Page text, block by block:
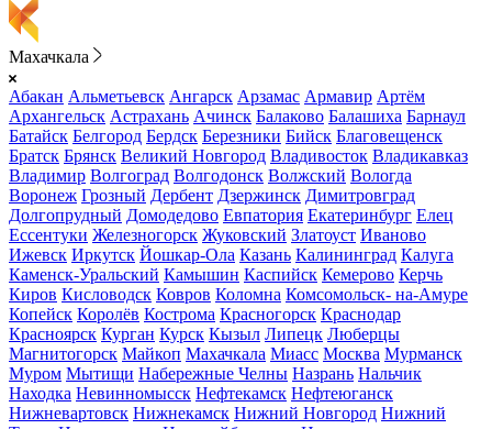
Махачкала
Абакан Альметьевск Ангарск Арзамас Армавир Артём
Архангельск Астрахань Ачинск Балаково Балашиха Барнаул
Батайск Белгород Бердск Березники Бийск Благовещенск
Братск Брянск Великий Новгород Владивосток Владикавказ
Владимир Волгоград Волгодонск Волжский Вологда
Воронеж Грозный Дербент Дзержинск Димитровград
Долгопрудный Домодедово Евпатория Екатеринбург Елец
Ессентуки Железногорск Жуковский Златоуст Иваново
Ижевск Иркутск Йошкар-Ола Казань Калининград Калуга
Каменск-Уральский Камышин Каспийск Кемерово Керчь
Киров Кисловодск Ковров Коломна Комсомольск- на-Амуре
Копейск Королёв Кострома Красногорск Краснодар
Красноярск Курган Курск Кызыл Липецк Люберцы
Магнитогорск Майкоп Махачкала Миасс Москва Мурманск
Муром Мытищи Набережные Челны Назрань Нальчик
Находка Невинномысск Нефтекамск Нефтеюганск
Нижневартовск Нижнекамск Нижний Новгород Нижний